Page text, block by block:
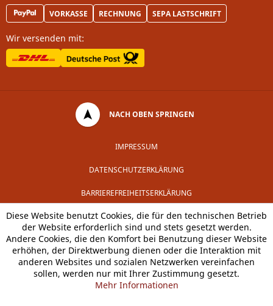
VORKASSE RECHNUNG SEPA LASTSCHRIFT
Wir versenden mit:
NACH OBEN SPRINGEN
IMPRESSUM
DATENSCHUTZERKLÄRUNG
BARRIEREFREIHEITSERKLÄRUNG
Diese Website benutzt Cookies, die für den technischen Betrieb
der Website erforderlich sind und stets gesetzt werden.
Andere Cookies, die den Komfort bei Benutzung dieser Website
erhöhen, der Direktwerbung dienen oder die Interaktion mit
anderen Websites und sozialen Netzwerken vereinfachen
sollen, werden nur mit Ihrer Zustimmung gesetzt.
Mehr Informationen